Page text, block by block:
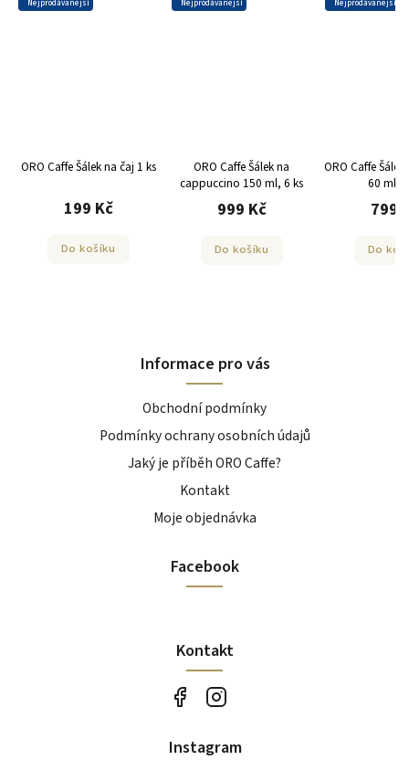
Nejprodávanější
ORO Caffe Šálek na čaj 1 ks
199 Kč
Do košíku
Nejprodávanější
ORO Caffe Šálek na
cappuccino 150 ml, 6 ks
999 Kč
Do košíku
Nejprodávanější
ORO Caffe
60 ml,
799
Do
Informace pro vás
Obchodní podmínky
Podmínky ochrany osobních údajů
Jaký je příběh ORO Caffe?
Kontakt
Moje objednávka
Facebook
Kontakt
Instagram